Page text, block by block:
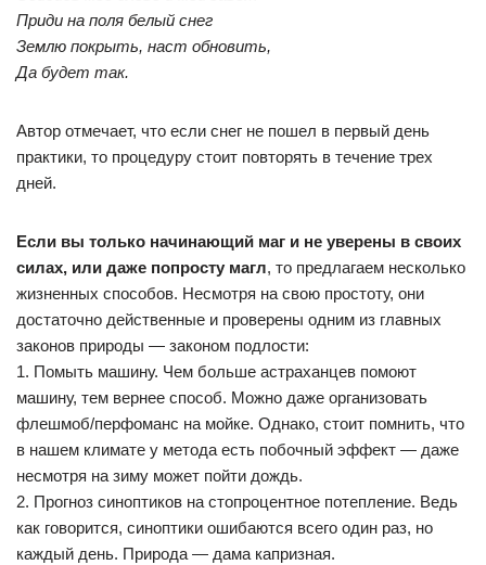
Приди на поля белый снег
Землю покрыть, наст обновить,
Да будет так.
Автор отмечает, что если снег не пошел в первый день
практики, то процедуру стоит повторять в течение трех
дней.
Если вы только начинающий маг и не уверены в своих
силах, или даже попросту магл, то предлагаем несколько
жизненных способов. Несмотря на свою простоту, они
достаточно действенные и проверены одним из главных
законов природы — законом подлости:
1. Помыть машину. Чем больше астраханцев помоют
машину, тем вернее способ. Можно даже организовать
флешмоб/перфоманс на мойке. Однако, стоит помнить, что
в нашем климате у метода есть побочный эффект — даже
несмотря на зиму может пойти дождь.
2. Прогноз синоптиков на стопроцентное потепление. Ведь
как говорится, синоптики ошибаются всего один раз, но
каждый день. Природа — дама капризная.